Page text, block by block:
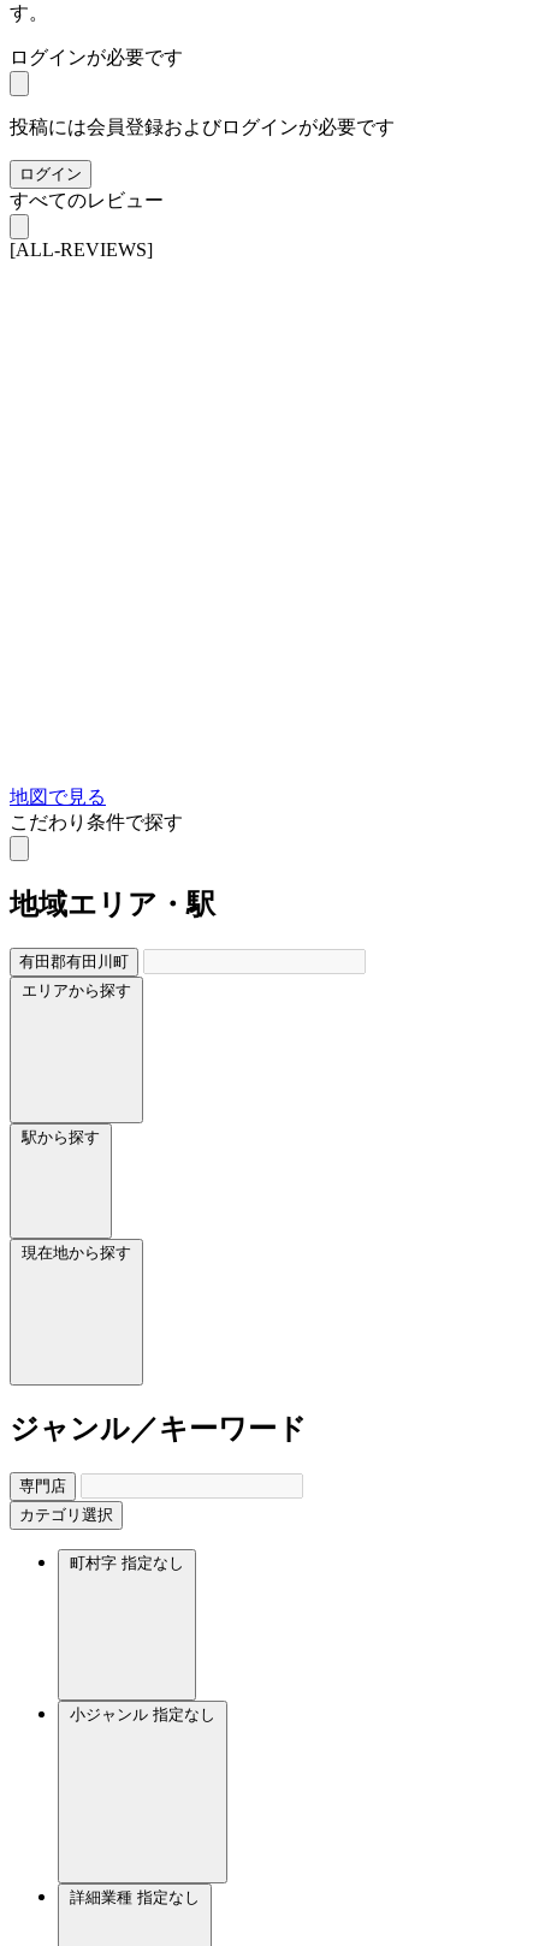
す。
ログインが必要です
投稿には会員登録およびログインが必要です
ログイン
すべてのレビュー
[ALL-REVIEWS]
地図で見る
こだわり条件で探す
地域エリア・駅
有田郡有田川町
エリアから探す
駅から探す
現在地から探す
ジャンル／キーワード
専門店
カテゴリ選択
町村字 指定なし
小ジャンル 指定なし
詳細業種 指定なし